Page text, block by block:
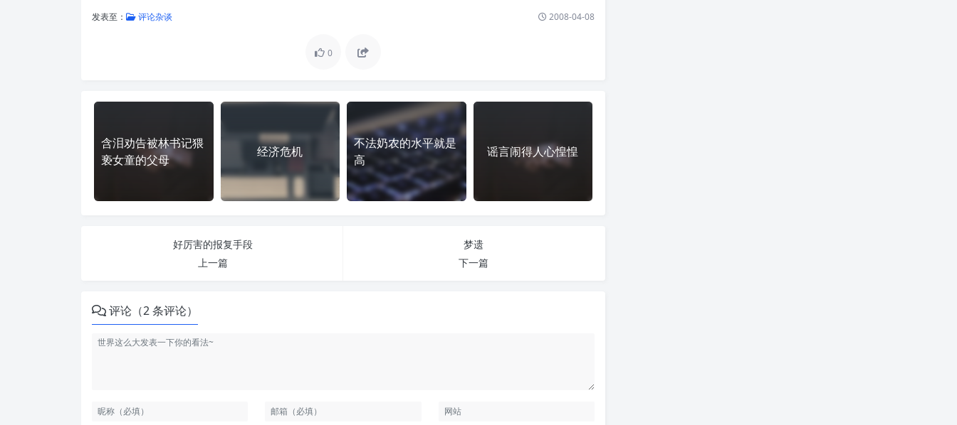
发表至： 评论杂谈 2008-04-08
0
含泪劝告被林书记猥
亵女童的父母
经济危机
不法奶农的水平就是
高
谣言闹得人心惶惶
好厉害的报复手段
上一篇
梦遗
下一篇
评论（2 条评论）